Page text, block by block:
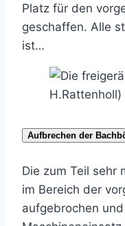
Platz für den
geschaffen. Alle
ist…
Aufbrechen der
Die zum Teil sehr
im Bereich der
aufgebrochen